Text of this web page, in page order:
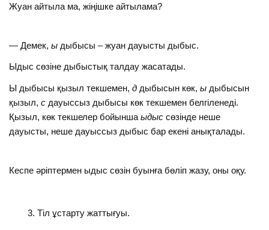
Жуан айтыла ма, жіңішке айтылама?
— Демек,ы дыбысы – жуан дауысты дыбыс.
Ыдыс сөзіне дыбыстық талдау жасатады.
Ы дыбысы қызыл текшемен,д дыбысын көк,ы дыбысын
қызыл,с дауыссыз дыбысы көк текшемен белгіленеді.
Қызыл, көк текшелер бойыншаыдыс сөзінде неше
дауысты, неше дауыссыз дыбыс бар екені анықталады.
Кеспе әріптермен ыдыс сөзін буынға бөліп жазу, оны оқу.
Тіл ұстарту жаттығуы.